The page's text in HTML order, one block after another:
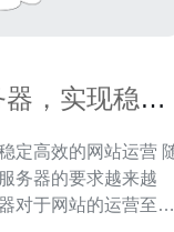
，实现稳定
高效的网站运营 随
务器的要求越来越
对于网站的运营至关